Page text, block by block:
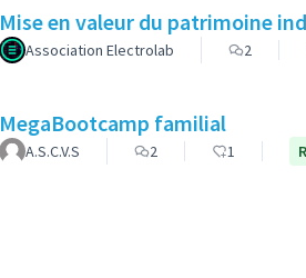
Mise en valeur du patrimoine
Association Electrolab 2
MegaBootcamp familial
A.S.C.V.S 2 1